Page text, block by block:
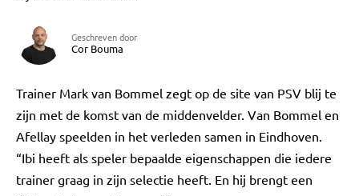
Geschreven door
Cor Bouma
Trainer Mark van Bommel zegt op de site van PSV blij te
zijn met de komst van de middenvelder. Van Bommel en
Afellay speelden in het verleden samen in Eindhoven.
“Ibi heeft als speler bepaalde eigenschappen die iedere
trainer graag in zijn selectie heeft. En hij brengt een